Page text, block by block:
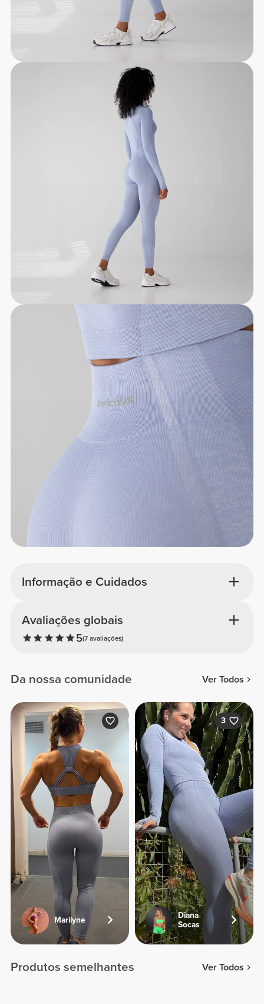
Informação e Cuidados
Avaliações globais
5(7 avaliações)
Da nossa comunidade Ver Todos
Marilyne
3
Diana
Socas
Produtos semelhantes Ver Todos